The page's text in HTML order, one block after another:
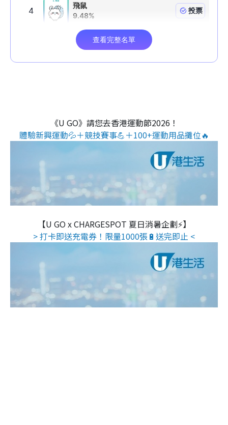
《U GO》請您去香港運動節2026！
體驗新興運動💦＋競技賽事💪＋100+運動用品攤位🔥
【U GO x CHARGESPOT 夏日消暑企劃⚡】
> 打卡即送充電券！限量1000張🔋送完即止 <